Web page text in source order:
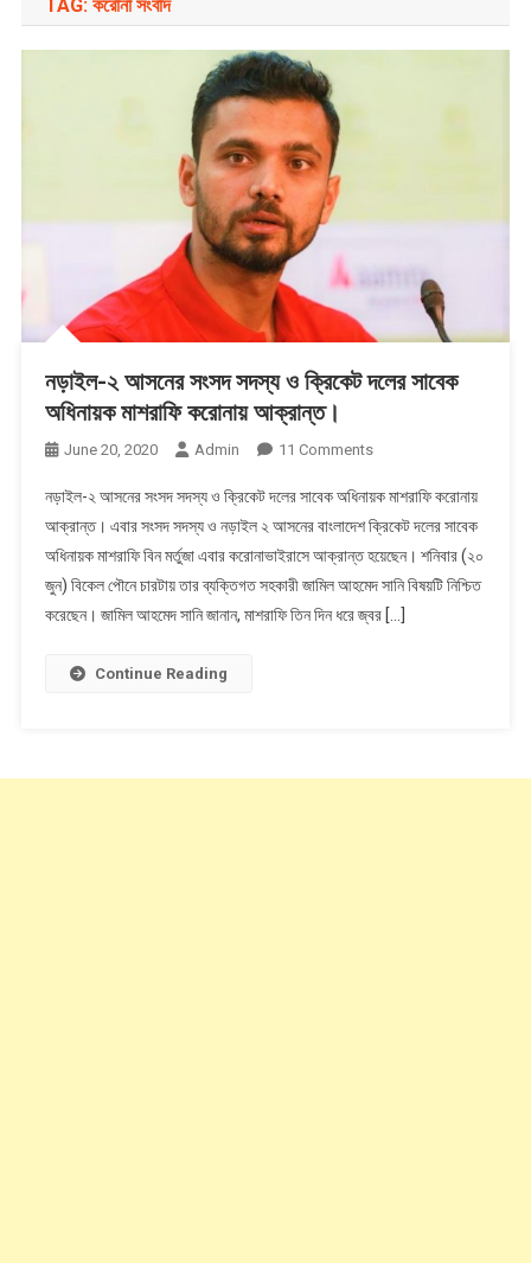
TAG: করোনা সংবাদ
নড়াইল-২ আসনের সংসদ সদস্য ও ক্রিকেট দলের সাবেক
অধিনায়ক মাশরাফি করোনায় আক্রান্ত।
June 20, 2020 Admin 11 CommentsOn
আসনের
সংসদ
সদস্য
ও
ক্রিকেট
আক্রান্ত।
নড়াইল-২ আসনের সংসদ সদস্য ও ক্রিকেট দলের সাবেক অধিনায়ক মাশরাফি করোনায়
আক্রান্ত। এবার সংসদ সদস্য ও নড়াইল ২ আসনের বাংলাদেশ ক্রিকেট দলের সাবেক
অধিনায়ক মাশরাফি বিন মর্তুজা এবার করোনাভাইরাসে আক্রান্ত হয়েছেন। শনিবার (২০
জুন) বিকেল পৌনে চারটায় তার ব্যক্তিগত সহকারী জামিল আহমেদ সানি বিষয়টি নিশ্চিত
করেছেন। জামিল আহমেদ সানি জানান, মাশরাফি তিন দিন ধরে জ্বর […]
Continue Reading